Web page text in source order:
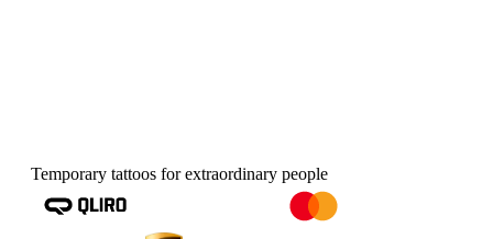
Temporary tattoos for extraordinary people